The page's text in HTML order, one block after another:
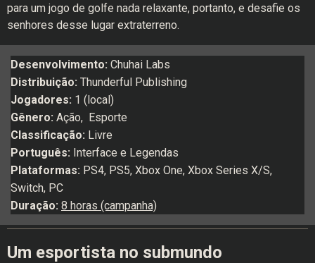
para um jogo de golfe nada relaxante, portanto, e desafie os
senhores desse lugar extraterreno.
Desenvolvimento: Chuhai Labs
Distribuição: Thunderful Publishing
Jogadores: 1 (local)
Gênero: Ação, Esporte
Classificação: Livre
Português: Interface e Legendas
Plataformas: PS4, PS5, Xbox One, Xbox Series X/S,
Switch, PC
Duração: 8 horas (campanha)
Um esportista no submundo